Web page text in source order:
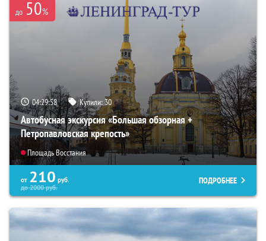
до 50%
04:29:57 Купили: 30
Автобусная экскурсия «Большая обзорная +
Петропавловская крепость»
Площадь Восстания
от 210 руб.
до2000руб.
ПОДРОБНЕЕ